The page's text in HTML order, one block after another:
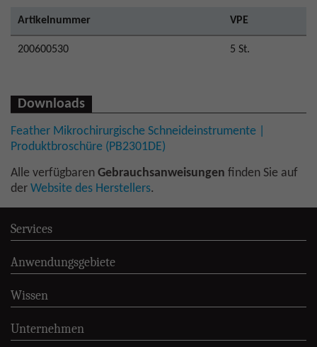
Artikelnummer VPE
200600530 5 St.
Downloads
Feather Mikrochirurgische Schneideinstrumente |
Produktbroschüre (PB2301DE)
Alle verfügbaren Gebrauchsanweisungen finden Sie auf
der Website des Herstellers.
Services
Anwendungsgebiete
Wissen
Unternehmen